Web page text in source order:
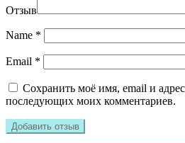
Отзыв
Name *
Email *
Сохранить моё имя, email и
последующих моих комментариев.